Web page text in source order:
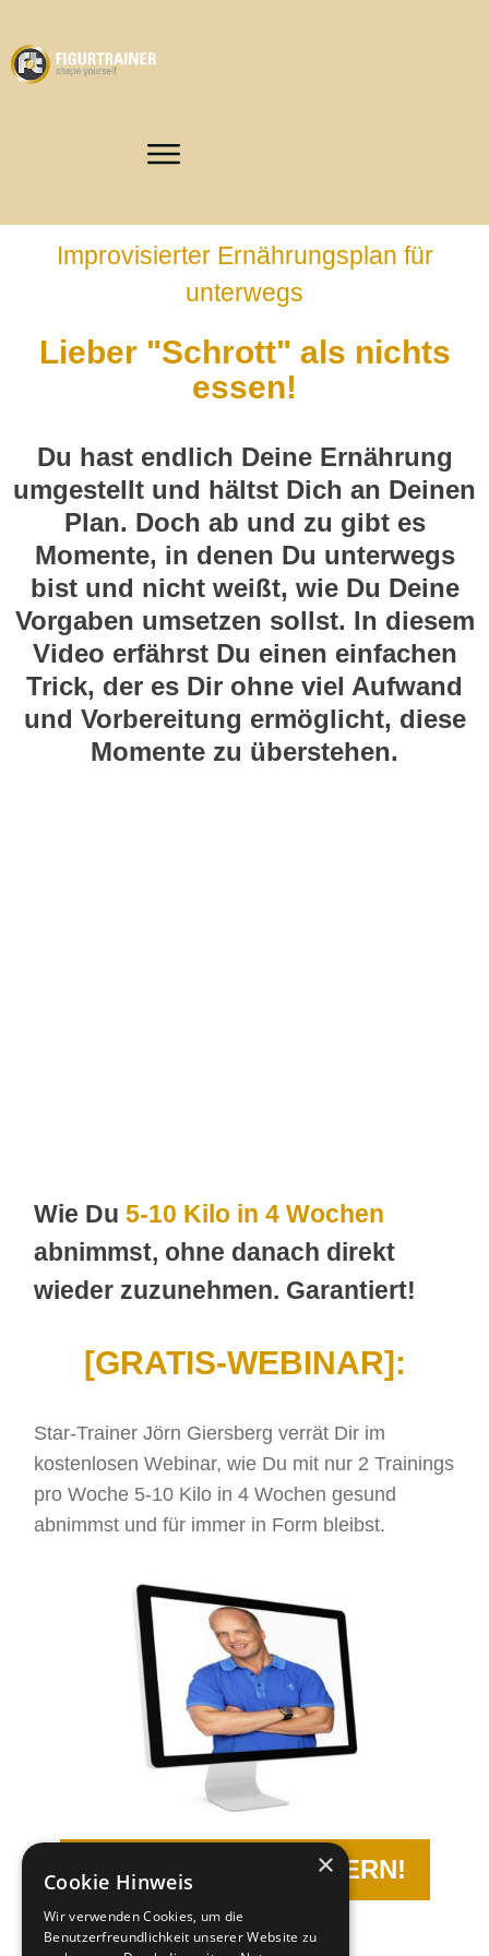
Improvisierter Ernährungsplan für
unterwegs
Lieber "Schrott" als nichts
essen!
Du hast endlich Deine Ernährung
umgestellt und hältst Dich an Deinen
Plan. Doch ab und zu gibt es
Momente, in denen Du unterwegs
bist und nicht weißt, wie Du Deine
Vorgaben umsetzen sollst. In diesem
Video erfährst Du einen einfachen
Trick, der es Dir ohne viel Aufwand
und Vorbereitung ermöglicht, diese
Momente zu überstehen.
Wie Du 5-10 Kilo in 4 Wochen
abnimmst, ohne danach direkt
wieder zuzunehmen. Garantiert!
[GRATIS-WEBINAR]:
Star-Trainer Jörn Giersberg verrät Dir im
kostenlosen Webinar, wie Du mit nur 2 Trainings
pro Woche 5-10 Kilo in 4 Wochen gesund
abnimmst und für immer in Form bleibst.
JETZT TERMIN SICHERN!
×
Cookie Hinweis
Wir verwenden Cookies, um die
Benutzerfreundlichkeit unserer Website zu